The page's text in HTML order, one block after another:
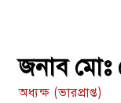
জনাব মোঃ
অধ্যক্ষ (ভারপ্রাপ্ত)